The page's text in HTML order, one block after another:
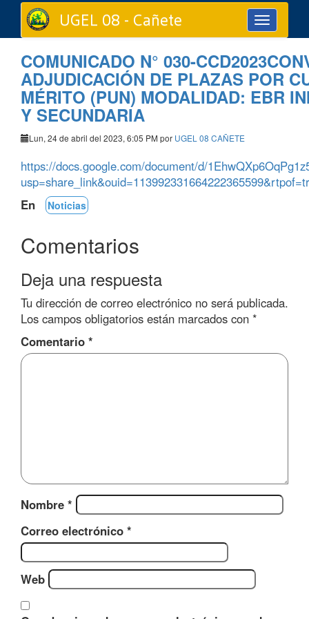
Toggle
navigation
UGEL 08 - Cañete
COMUNICADO N° 030-
ADJUDICACIÓN DE PLAZAS POR
MÉRITO (PUN) MODALIDAD: EBR
Y SECUNDARIA
Lun, 24 de abril del 2023, 6:05 PM por UGEL 08 CAÑETE
https://docs.google.com/document/d/
En
Noticias
Comentarios
Deja una respuesta
Tu dirección de correo electrónico no será publicada.
Los campos obligatorios están marcados con *
Comentario *
Nombre *
Correo electrónico *
Web